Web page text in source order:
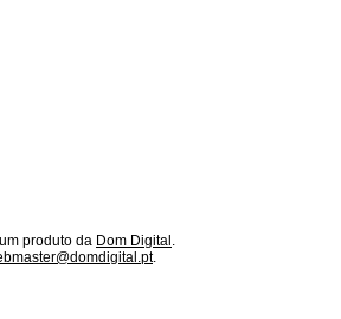
produto da Dom Digital .
.